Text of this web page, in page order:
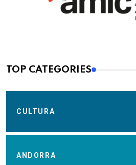
TOP CATEGORIES
CULTURA
ANDORRA